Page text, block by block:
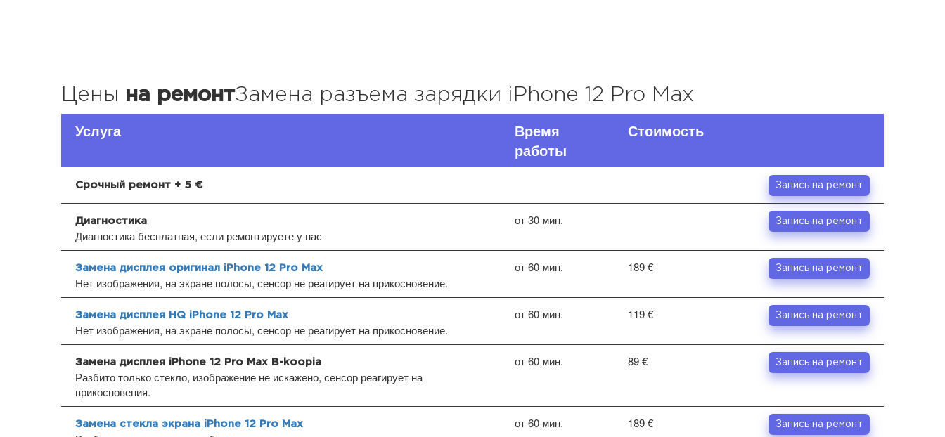
Цены на ремонтЗамена разъема зарядки iPhone 12 Pro Max
Услуга
Время
работы
Стоимость
Срочный ремонт + 5 € Запись на ремонт
Диагностика
Диагностика бесплатная, если ремонтируете у нас
от 30 мин. Запись на ремонт
Замена дисплея оригинал iPhone 12 Pro Max
Нет изображения, на экране полосы, сенсор не реагирует на прикосновение.
от 60 мин. 189 € Запись на ремонт
Замена дисплея HQ iPhone 12 Pro Max
Нет изображения, на экране полосы, сенсор не реагирует на прикосновение.
от 60 мин. 119 € Запись на ремонт
Замена дисплея iPhone 12 Pro Max B-koopia
Разбито только стекло, изображение не искажено, сенсор реагирует на
прикосновения.
от 60 мин. 89 € Запись на ремонт
Замена стекла экрана iPhone 12 Pro Max от 60 мин. 189 € Запись на ремонт